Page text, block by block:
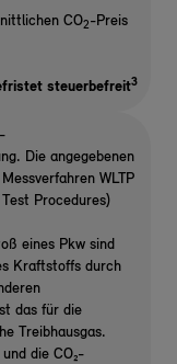
CO2-Preis
steuerbefreit3
Die angegebenen
WLTP
Procedures)
eines Pkw sind
Kraftstoffs durch
das für die
Treibhausgas.
die CO₂-